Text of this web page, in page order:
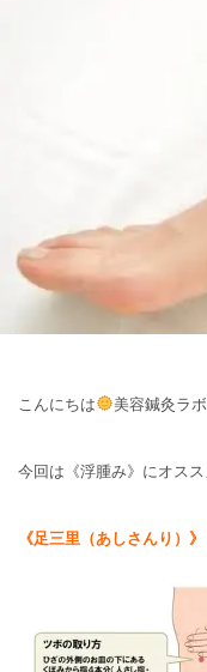
こんにちは 美容鍼灸ラ
今回は《浮腫み》にオス
《足三里（あしさんり）》